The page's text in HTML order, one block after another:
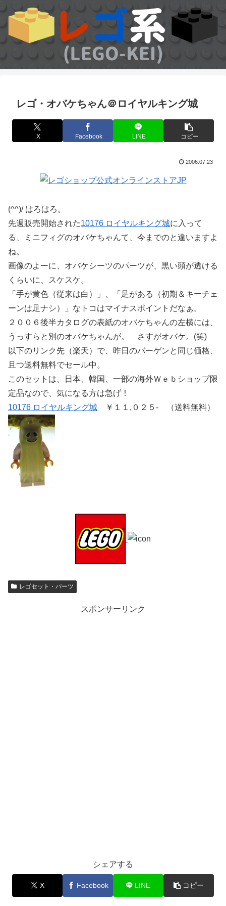
レゴ・オバケちゃん＠ロイヤルキング城
X Facebook LINE コピー
2006.07.23
(^^)/ はろはろ。
先週販売開始された10176 ロイヤルキング城に入って
る、ミニフィグのオバケちゃんて、今までのと違いますよ
ね。
画像のよーに、オバケシーツのパーツが、黒い頭が透ける
くらいに、スケスケ。
「手が黄色（従来は白）」、「足がある（初期＆キーチェ
ーンは足ナシ）」なトコはマイナスポイントだなぁ。
２００６後半カタログの表紙のオバケちゃんの左横には、
うっすらと別のオバケちゃんが。 さすがオバケ。(笑)
以下のリンク先（楽天）で、昨日のバーゲンと同じ価格、
且つ送料無料でセール中。
このセットは、日本、韓国、一部の海外Ｗｅｂショップ限
定品なので、気になる方は急げ！
10176 ロイヤルキング城 ￥１１,０２５- （送料無料）
レゴセット・パーツ
スポンサーリンク
シェアする
X Facebook LINE コピー